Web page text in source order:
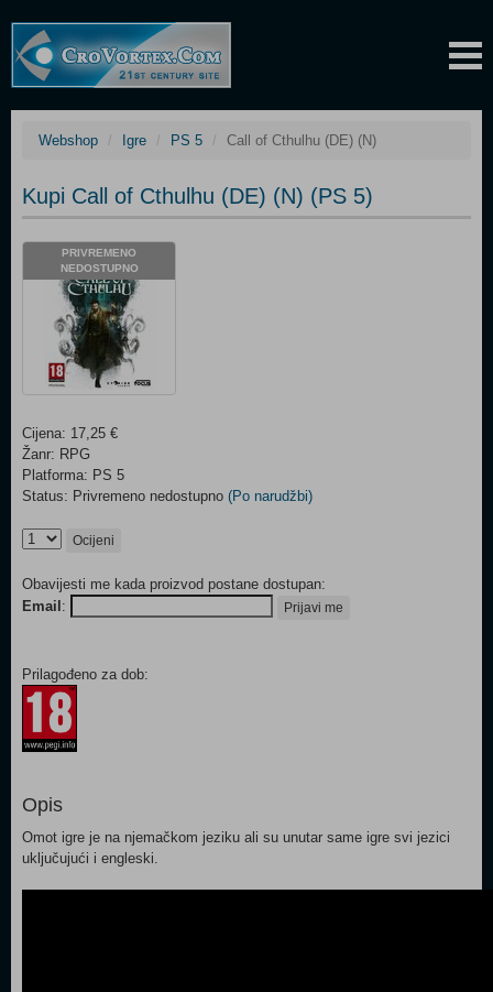
Webshop Igre PS 5 Call of Cthulhu (DE) (N)
Kupi Call of Cthulhu (DE) (N) (PS 5)
PRIVREMENO
NEDOSTUPNO
Cijena: 17,25 €
Žanr: RPG
Platforma: PS 5
Status: Privremeno nedostupno (Po narudžbi)
Ocijeni
Obavijesti me kada proizvod postane dostupan:
Email : Prijavi me
Prilagođeno za dob:
Opis
Omot igre je na njemačkom jeziku ali su unutar same igre svi jezici
uključujući i engleski.